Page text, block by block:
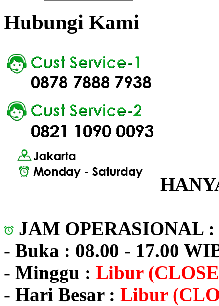
Hubungi Kami
JAM OPERASIONAL :
- Buka : 08.00 - 17.00
- Minggu : Libur
- Hari Besar : Libur